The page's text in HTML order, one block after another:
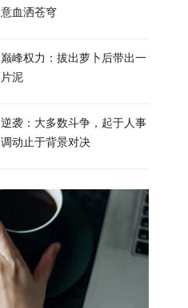
意血洒苍穹
巅峰权力：拔出萝卜后带出一
片泥
逆袭：大多数斗争，起于人事
调动止于背景对决